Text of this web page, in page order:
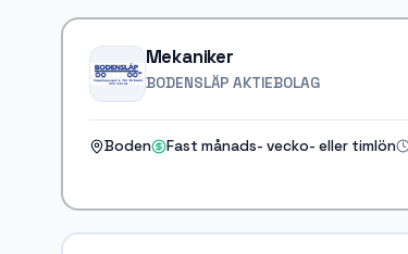
Mekaniker
BODENSLÄP AKTIEBOLAG
Boden Fast månads- vecko- eller timlön